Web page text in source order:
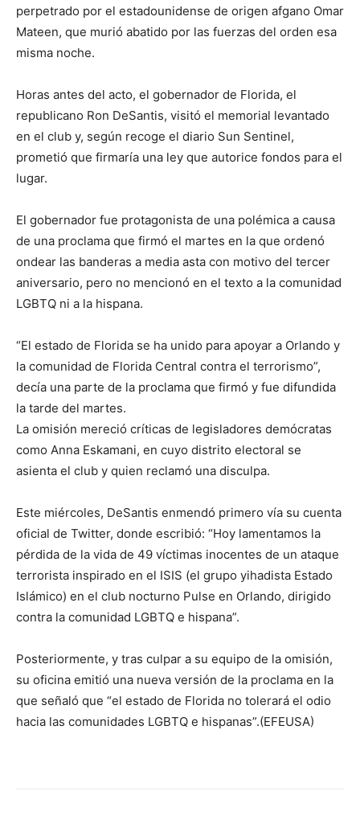
perpetrado por el estadounidense de origen afgano Omar
Mateen, que murió abatido por las fuerzas del orden esa
misma noche.
Horas antes del acto, el gobernador de Florida, el
republicano Ron DeSantis, visitó el memorial levantado
en el club y, según recoge el diario Sun Sentinel,
prometió que firmaría una ley que autorice fondos para el
lugar.
El gobernador fue protagonista de una polémica a causa
de una proclama que firmó el martes en la que ordenó
ondear las banderas a media asta con motivo del tercer
aniversario, pero no mencionó en el texto a la comunidad
LGBTQ ni a la hispana.
“El estado de Florida se ha unido para apoyar a Orlando y
la comunidad de Florida Central contra el terrorismo”,
decía una parte de la proclama que firmó y fue difundida
la tarde del martes.
La omisión mereció críticas de legisladores demócratas
como Anna Eskamani, en cuyo distrito electoral se
asienta el club y quien reclamó una disculpa.
Este miércoles, DeSantis enmendó primero vía su cuenta
oficial de Twitter, donde escribió: “Hoy lamentamos la
pérdida de la vida de 49 víctimas inocentes de un ataque
terrorista inspirado en el ISIS (el grupo yihadista Estado
Islámico) en el club nocturno Pulse en Orlando, dirigido
contra la comunidad LGBTQ e hispana”.
Posteriormente, y tras culpar a su equipo de la omisión,
su oficina emitió una nueva versión de la proclama en la
que señaló que “el estado de Florida no tolerará el odio
hacia las comunidades LGBTQ e hispanas”.(EFEUSA)